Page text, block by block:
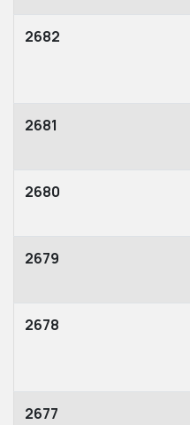
2682
2681
2680
2679
2678
2677